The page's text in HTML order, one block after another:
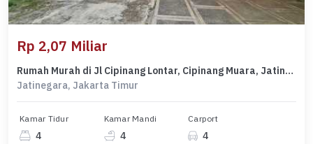
Rp 2,07 Miliar
Rumah Murah di Jl Cipinang Lontar, Cipinang Muara, Jatinegara. Dkt ke Jl I Gusti Ngurah Rai
Jatinegara, Jakarta Timur
Kamar Tidur
4
Kamar Mandi
4
Carport
4